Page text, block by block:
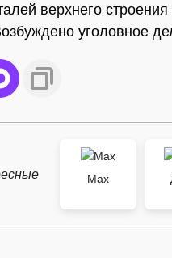
верхнего
уголовное
Max